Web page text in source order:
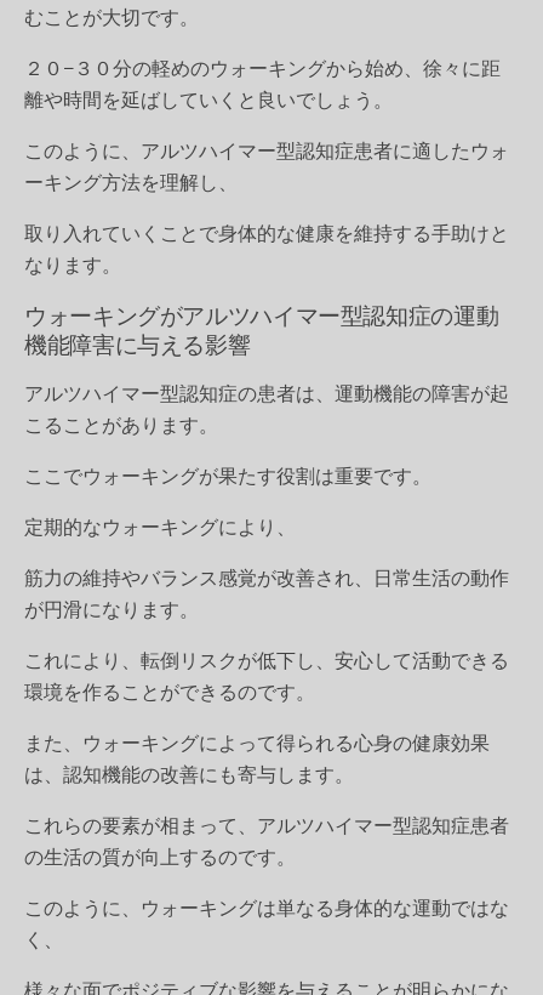
むことが大切です。
２０−３０分の軽めのウォーキングから始め、徐々に距
離や時間を延ばしていくと良いでしょう。
このように、アルツハイマー型認知症患者に適したウォ
ーキング方法を理解し、
取り入れていくことで身体的な健康を維持する手助けと
なります。
ウォーキングがアルツハイマー型認知症の運動
機能障害に与える影響
アルツハイマー型認知症の患者は、運動機能の障害が起
こることがあります。
ここでウォーキングが果たす役割は重要です。
定期的なウォーキングにより、
筋力の維持やバランス感覚が改善され、日常生活の動作
が円滑になります。
これにより、転倒リスクが低下し、安心して活動できる
環境を作ることができるのです。
また、ウォーキングによって得られる心身の健康効果
は、認知機能の改善にも寄与します。
これらの要素が相まって、アルツハイマー型認知症患者
の生活の質が向上するのです。
このように、ウォーキングは単なる身体的な運動ではな
く、